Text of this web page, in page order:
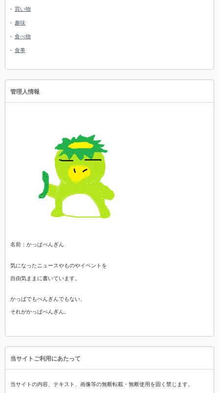
買い物
趣味
食べ物
食事
管理人情報
名前：かっぱぺんぎん
気になったニュースやものやイベントを
自由気ままに書いています。
かっぱでもぺんぎんでもない、
それがかっぱぺんぎん。
当サイトご利用にあたって
当サイトの内容、テキスト、画像等の無断転載・無断使用を固く禁じます。